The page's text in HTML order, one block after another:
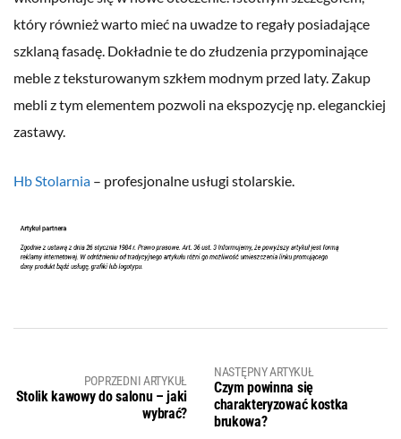
który również warto mieć na uwadze to regały posiadające
szklaną fasadę. Dokładnie te do złudzenia przypominające
meble z teksturowanym szkłem modnym przed laty. Zakup
mebli z tym elementem pozwoli na ekspozycję np. eleganckiej
zastawy.
Hb Stolarnia – profesjonalne usługi stolarskie.
POPRZEDNI ARTYKUŁ
Stolik kawowy do salonu – jaki
wybrać?
NASTĘPNY ARTYKUŁ
Czym powinna się
charakteryzować kostka
brukowa?